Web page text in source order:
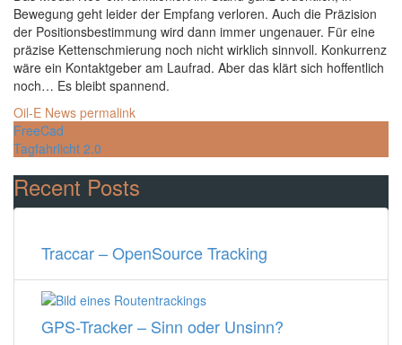
Bewegung geht leider der Empfang verloren. Auch die Präzision
der Positionsbestimmung wird dann immer ungenauer. Für eine
präzise Kettenschmierung noch nicht wirklich sinnvoll. Konkurrenz
wäre ein Kontaktgeber am Laufrad. Aber das klärt sich hoffentlich
noch… Es bleibt spannend.
Oil-E News permalink
Post
navigation
FreeCad
Tagfahrlicht 2.0
Recent Posts
Traccar – OpenSource Tracking
GPS-Tracker – Sinn oder Unsinn?